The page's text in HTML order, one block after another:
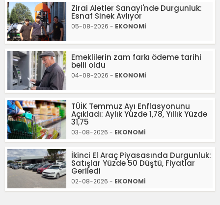
Zirai Aletler Sanayi'nde Durgunluk:
Esnaf Sinek Avlıyor
05-08-2026 - EKONOMİ
Emeklilerin zam farkı ödeme tarihi
belli oldu
04-08-2026 - EKONOMİ
TÜİK Temmuz Ayı Enflasyonunu
Açıkladı: Aylık Yüzde 1,78, Yıllık Yüzde
31,75
03-08-2026 - EKONOMİ
İkinci El Araç Piyasasında Durgunluk:
Satışlar Yüzde 50 Düştü, Fiyatlar
Geriledi
02-08-2026 - EKONOMİ